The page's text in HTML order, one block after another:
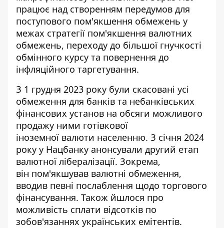
працює над створенням передумов для
поступового пом'якшення обмежень у
межах стратегії пом'якшення валютних
обмежень, переходу до більшої гнучкості
обмінного курсу та повернення до
інфляційного таргетування.
З 1 грудня 2023 року були скасовані усі
обмеження для банків та небанківських
фінансових установ на обсяги можливого
продажу ними готівкової
іноземної валюти населенню. З січня 2024
року у Нацбанку анонсували другий етап
валютної лібералізації. Зокрема,
він пом'якшував валютні обмеження,
вводив певні послаблення щодо торгового
фінансування. Також йшлося про
можливість сплати відсотків по
зобов'язаннях українських емітентів.